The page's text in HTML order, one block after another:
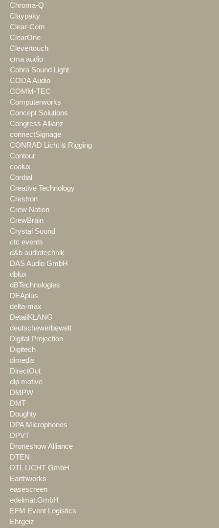
Chroma-Q
Claypaky
Clear-Com
ClearOne
Clevertouch
cma audio
Cobra Sound Light
CODA Audio
COMM-TEC
Computerworks
Concept Solutions
Congress Allianz
connectSignage
CONRAD Licht & Rigging
Contour
coolux
Cordial
Creative Technology
Crestron
Crew Nation
CrewBrain
Crystal Sound
ctc events
d&b audiotechnik
DAS Audio GmbH
dblux
dBTechnologies
DEAplus
delta-max
DetailKLANG
deutschewerbewelt
Digital Projection
Digitech
dimedis
DirectOut
dlp motive
DMPW
DMT
Doughty
DPA Microphones
DPVT
Droneshow Alliance
DTEN
DTL LICHT GmbH
Earthworks
easescreen
edelmat.GmbH
EFM Event Logistics
Ehrgeiz